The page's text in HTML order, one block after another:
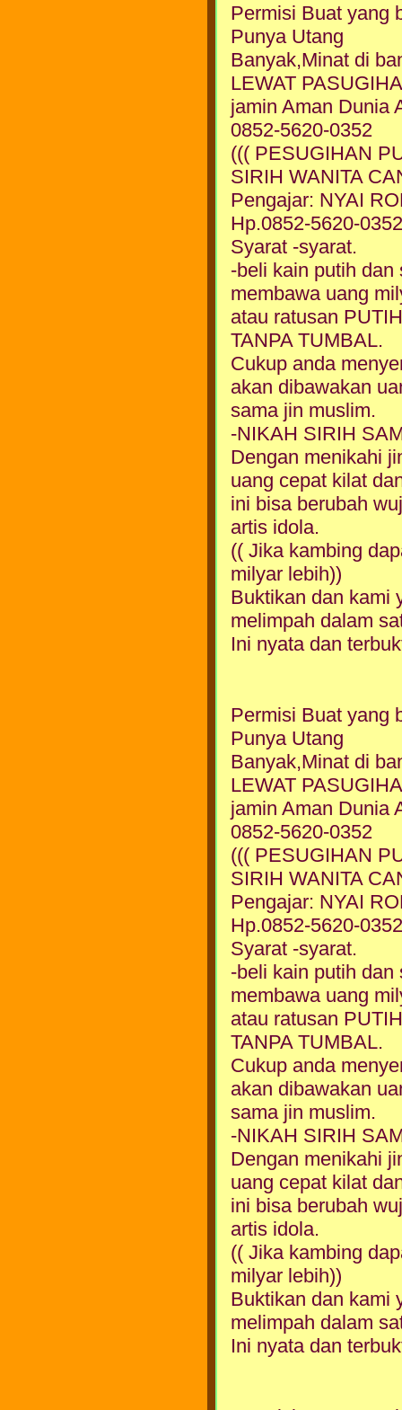
Permisi Buat yang
Punya Utang
Banyak,Minat di
LEWAT
jamin Aman Dunia
0852-5620-0352
((( PESUGIHAN
SIRIH WANITA
Pengajar: NYAI
Hp.0852-5620-0352
Syarat -syarat.
-beli kain putih dan
membawa uang
atau ratusan
TANPA TUMBAL.
Cukup anda
akan dibawakan
sama jin muslim.
-NIKAH SIRIH
Dengan menikahi
uang cepat kilat
ini bisa berubah
artis idola.
(( Jika kambing
milyar lebih))
Buktikan dan kami
melimpah dalam
Ini nyata dan
Permisi Buat yang
Punya Utang
Banyak,Minat di
LEWAT
jamin Aman Dunia
0852-5620-0352
((( PESUGIHAN
SIRIH WANITA
Pengajar: NYAI
Hp.0852-5620-0352
Syarat -syarat.
-beli kain putih dan
membawa uang
atau ratusan
TANPA TUMBAL.
Cukup anda
akan dibawakan
sama jin muslim.
-NIKAH SIRIH
Dengan menikahi
uang cepat kilat
ini bisa berubah
artis idola.
(( Jika kambing
milyar lebih))
Buktikan dan kami
melimpah dalam
Ini nyata dan